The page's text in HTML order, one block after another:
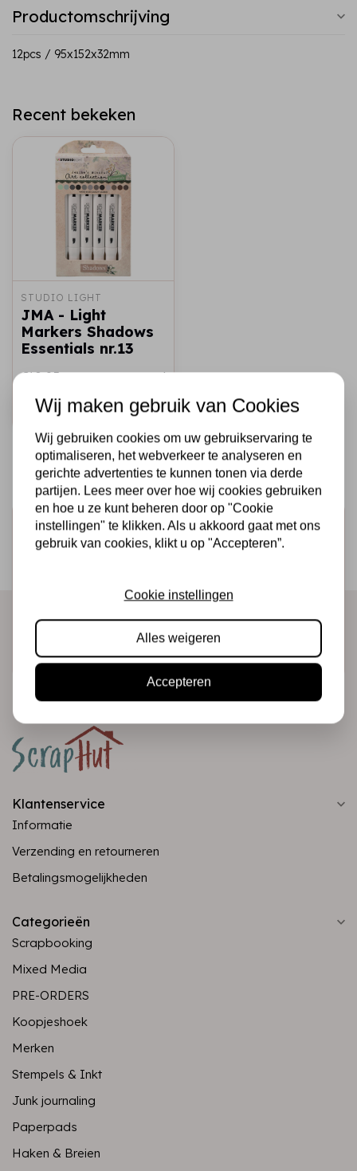
Productomschrijving
12pcs / 95x152x32mm
Recent bekeken
STUDIO LIGHT
JMA - Light
Markers Shadows
Essentials nr.13
€10,95 Op voorraad
Snel toevoegen
Schrijf je in voor de nieuwsbrief
Ontvang als eerste onze actie en nieuwe producten
Klantenservice
Informatie
Verzending en retourneren
Betalingsmogelijkheden
Categorieën
Scrapbooking
Mixed Media
PRE-ORDERS
Koopjeshoek
Merken
Stempels & Inkt
Junk journaling
Paperpads
Haken & Breien
Wij maken gebruik van Cookies
Wij gebruiken cookies om uw gebruikservaring te
optimaliseren, het webverkeer te analyseren en
gerichte advertenties te kunnen tonen via derde
partijen. Lees meer over hoe wij cookies gebruiken
en hoe u ze kunt beheren door op "Cookie
instellingen" te klikken. Als u akkoord gaat met ons
gebruik van cookies, klikt u op "Accepteren”.
Cookie instellingen
Alles weigeren
Accepteren